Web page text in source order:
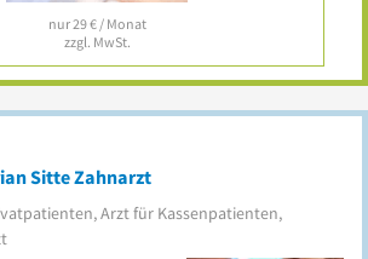
nur 29 € / Monat
zzgl. MwSt.
Sitte Zahnarzt
Arzt für Kassenpatienten,